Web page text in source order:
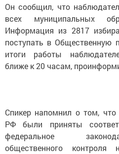
Он сообщил, что
всех муниципальных
Информация из 2817
поступать в Общественную
итоги работы
ближе к 20 часам,
Спикер напомнил о том,
РФ были приняты
федеральное
общественного контроля